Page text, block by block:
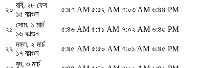
২০
রবি, ২৮ ফেব
১৫ ফাল্গুন
৫:৪৭ AM ৫:৫২ AM ৭:০৩ AM ৬:৪৪ PM
২১
সোম, ১ মার্চ
১৬ ফাল্গুন
৫:৪৬ AM ৫:৫১ AM ৭:০২ AM ৬:৪৫ PM
২২
মঙ্গল, ২ মার্চ
১৭ ফাল্গুন
৫:৪৫ AM ৫:৫০ AM ৭:০১ AM ৬:৪৫ PM
বুধ, ৩ মার্চ